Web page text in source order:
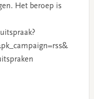
Het beroep is